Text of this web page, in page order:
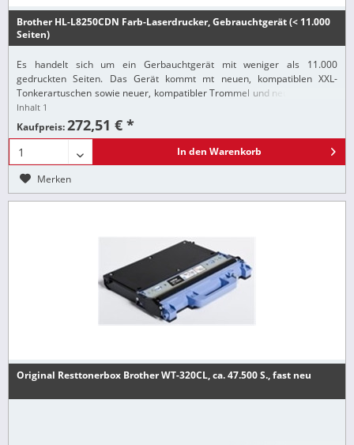
Brother HL-L8250CDN Farb-Laserdrucker, Gebrauchtgerät (< 11.000
Seiten)
Es handelt sich um ein Gerbauchtgerät mit weniger als 11.000
gedruckten Seiten. Das Gerät kommt mt neuen, kompatiblen XXL-
Tonkerartuschen sowie neuer, kompatibler Trommel und neuen Original
Transferbelt und Resttonerbehälter...
Inhalt 1
Kaufpreis:272,51 € *
In den Warenkorb
Merken
Original Resttonerbox Brother WT-320CL, ca. 47.500 S., fast neu